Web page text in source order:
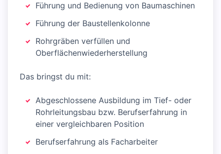
Führung und Bedienung von Baumaschinen
Führung der Baustellenkolonne
Rohrgräben verfüllen und
Oberflächenwiederherstellung
Das bringst du mit:
Abgeschlossene Ausbildung im Tief- oder
Rohrleitungsbau bzw. Berufserfahrung in
einer vergleichbaren Position
Berufserfahrung als Facharbeiter